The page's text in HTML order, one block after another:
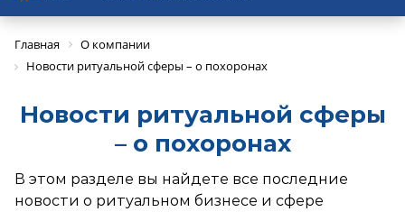
Главная
О компании
Новости ритуальной сферы – о похоронах
Новости ритуальной сферы
– о похоронах
В этом разделе вы найдете все последние
новости о ритуальном бизнесе и сфере